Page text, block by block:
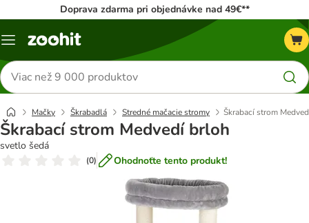
Doprava zdarma pri objednávke nad 49€**
Kategórie
Hľadať
produkty
Mačky Škrabadlá Stredné mačacie stromy Škrabací strom
Škrabací strom Medvedí brloh
svetlo šedá
(0) Ohodnoťte tento produkt!